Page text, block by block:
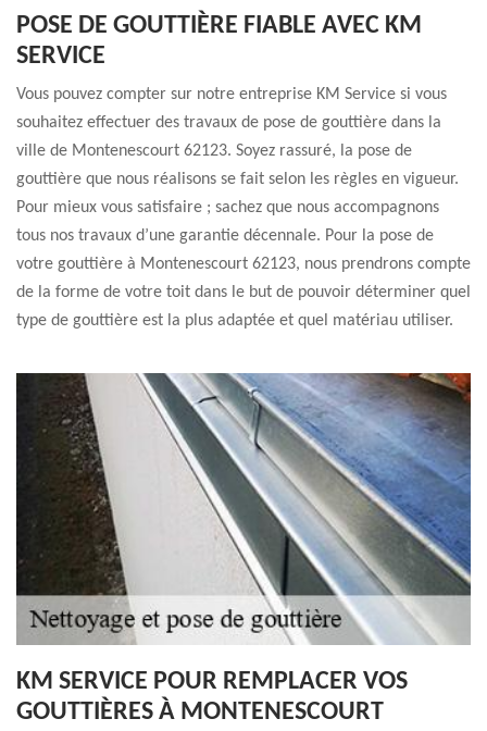
POSE DE GOUTTIÈRE FIABLE AVEC KM
SERVICE
Vous pouvez compter sur notre entreprise KM Service si vous
souhaitez effectuer des travaux de pose de gouttière dans la
ville de Montenescourt 62123. Soyez rassuré, la pose de
gouttière que nous réalisons se fait selon les règles en vigueur.
Pour mieux vous satisfaire ; sachez que nous accompagnons
tous nos travaux d’une garantie décennale. Pour la pose de
votre gouttière à Montenescourt 62123, nous prendrons compte
de la forme de votre toit dans le but de pouvoir déterminer quel
type de gouttière est la plus adaptée et quel matériau utiliser.
KM SERVICE POUR REMPLACER VOS
GOUTTIÈRES À MONTENESCOURT